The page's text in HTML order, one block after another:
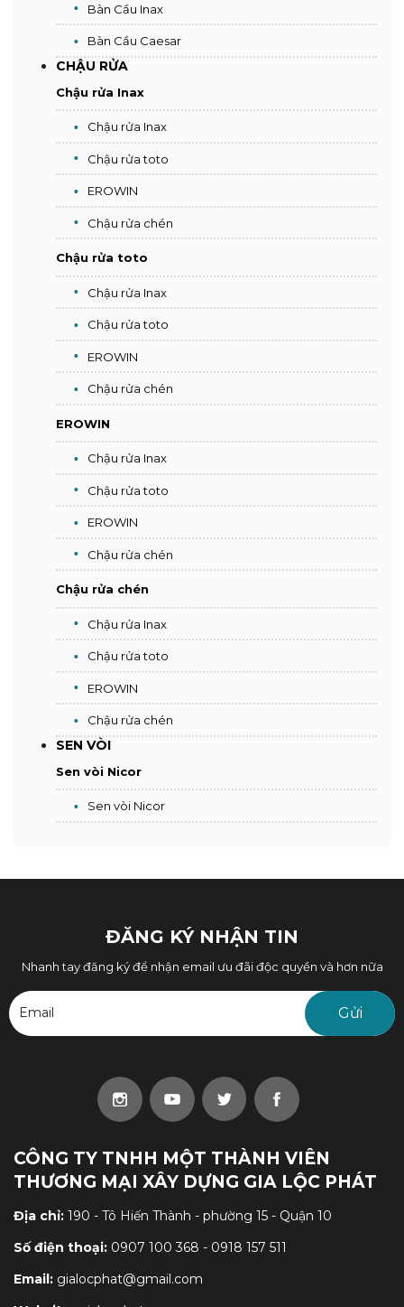
Bàn Cầu Inax
Bàn Cầu Caesar
CHẬU RỬA
Chậu rửa Inax
Chậu rửa Inax
Chậu rửa toto
EROWIN
Chậu rửa chén
Chậu rửa toto
Chậu rửa Inax
Chậu rửa toto
EROWIN
Chậu rửa chén
EROWIN
Chậu rửa Inax
Chậu rửa toto
EROWIN
Chậu rửa chén
Chậu rửa chén
Chậu rửa Inax
Chậu rửa toto
EROWIN
Chậu rửa chén
SEN VÒI
Sen vòi Nicor
Sen vòi Nicor
ĐĂNG KÝ NHẬN TIN
Nhanh tay đăng ký để nhận email ưu đãi độc quyền và hơn nữa
Email
CÔNG TY TNHH MỘT THÀNH VIÊN
THƯƠNG MẠI XÂY DỰNG GIA LỘC PHÁT
Địa chỉ: 190 - Tô Hiến Thành - phường 15 - Quận 10
Số điện thoại: 0907 100 368 - 0918 157 511
Email: gialocphat@gmail.com